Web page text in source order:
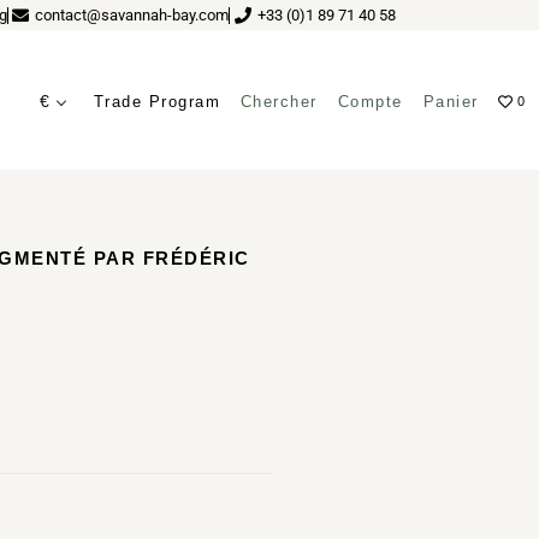
contact@savannah-bay.com +33 (0)1 89 71 40 58
€ Trade Program Chercher Compte Panier 0
PAR FRÉDÉRIC